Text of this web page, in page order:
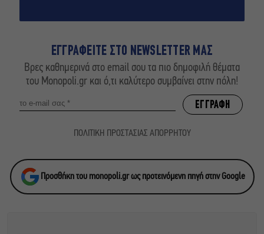
ΕΓΓΡΑΦΕΙΤΕ ΣΤΟ NEWSLETTER ΜΑΣ
Βρες καθημερινά στο email σου τα πιο δημοφιλή θέματα
του Monopoli.gr και ό,τι καλύτερο συμβαίνει στην πόλη!
ΠΟΛΙΤΙΚΗ ΠΡΟΣΤΑΣΙΑΣ ΑΠΟΡΡΗΤΟΥ
Προσθήκη του monopoli.gr ως προτεινόμενη πηγή στην Google